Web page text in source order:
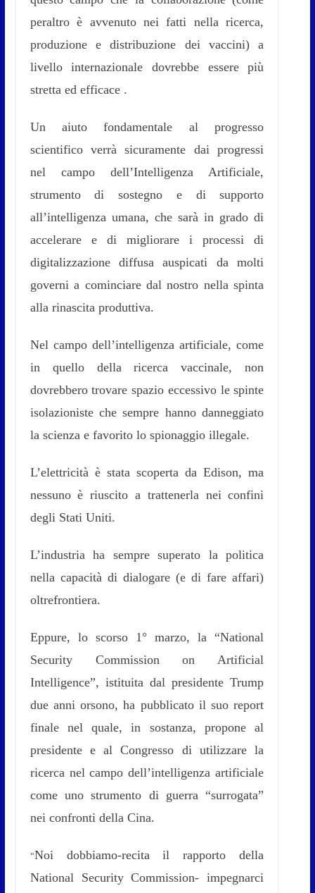
peraltro è avvenuto nei fatti nella ricerca,
produzione e distribuzione dei vaccini) a
livello internazionale dovrebbe essere più
stretta ed efficace .
Un aiuto fondamentale al progresso
scientifico verrà sicuramente dai progressi
nel campo dell’Intelligenza Artificiale,
strumento di sostegno e di supporto
all’intelligenza umana, che sarà in grado di
accelerare e di migliorare i processi di
digitalizzazione diffusa auspicati da molti
governi a cominciare dal nostro nella spinta
alla rinascita produttiva.
Nel campo dell’intelligenza artificiale, come
in quello della ricerca vaccinale, non
dovrebbero trovare spazio eccessivo le spinte
isolazioniste che sempre hanno danneggiato
la scienza e favorito lo spionaggio illegale.
L’elettricità è stata scoperta da Edison, ma
nessuno è riuscito a trattenerla nei confini
degli Stati Uniti.
L’industria ha sempre superato la politica
nella capacità di dialogare (e di fare affari)
oltrefrontiera.
Eppure, lo scorso 1° marzo, la “National
Security Commission on Artificial
Intelligence”, istituita dal presidente Trump
due anni orsono, ha pubblicato il suo report
finale nel quale, in sostanza, propone al
presidente e al Congresso di utilizzare la
ricerca nel campo dell’intelligenza artificiale
come uno strumento di guerra “surrogata”
nei confronti della Cina.
“Noi dobbiamo-recita il rapporto della
National Security Commission- impegnarci